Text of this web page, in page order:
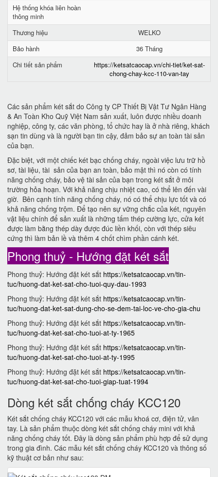
Hệ thống khóa liên hoàn
thông minh
Thương hiệu
WELKO
Bảo hành
36 Tháng
Chi tiết sản phẩm
https://ketsatcaocap.vn/chi-tiet/ket-sat-
chong-chay-kcc-110-van-tay
Các sản phẩm két sắt do Công ty CP Thiết Bị Vật Tư Ngân Hàng
& An Toàn Kho Quỹ Việt Nam sản xuất, luôn được nhiều doanh
nghiệp, công ty, các văn phòng, tổ chức hay là ở nhà riêng, khách
sạn tin dùng và là người bạn tin cậy, đảm bảo sự an toàn tài sản
của bạn.
Đặc biệt, với một chiếc két bạc chống cháy, ngoài việc lưu trữ hồ
sơ, tài liệu, tài sản của bạn an toàn, bảo mật thì nó còn có tính
năng chống cháy, bảo vệ tài sản của bạn trong két sắt ở môi
trường hỏa hoạn. Với khả năng chịu nhiệt cao, có thể lên đến vài
giờ. Bên cạnh tính năng chống cháy, nó có thể chịu lực tốt và có
khả năng chống trộm. Để tạo nên sự vững chắc của két, nguyên
vật liệu chính để sản xuất là những tấm thép cường lực, cửa két
được làm bằng thép dày được đúc liền khối, còn với thép siêu
cứng thì làm bản lề và thêm 4 chốt chìm phần cánh két.
Phong thuỷ - Hướng đặt két sắt
Phong thuỷ: Hướng đặt két sắt https://ketsatcaocap.vn/tin-
tuc/huong-dat-ket-sat-cho-tuoi-quy-dau-1993
Phong thuỷ: Hướng đặt két sắt https://ketsatcaocap.vn/tin-
tuc/huong-dat-ket-sat-dung-cho-se-dem-tai-loc-ve-cho-gia-chu
Phong thuỷ: Hướng đặt két sắt https://ketsatcaocap.vn/tin-
tuc/huong-dat-ket-sat-cho-tuoi-at-ty-1965
Phong thuỷ: Hướng đặt két sắt https://ketsatcaocap.vn/tin-
tuc/huong-dat-ket-sat-cho-tuoi-at-ty-1995
Phong thuỷ: Hướng đặt két sắt https://ketsatcaocap.vn/tin-
tuc/huong-dat-ket-sat-cho-tuoi-giap-tuat-1994
Dòng két sắt chống cháy KCC120
Két sắt chống cháy KCC120 với các mẫu khoá cơ, điện tử, vân
tay. Là sản phẩm thuộc dòng két sắt chống cháy mini với khả
năng chống cháy tốt. Đây là dòng sản phẩm phù hợp để sử dụng
trong gia đình. Các mẫu két sắt chống cháy KCC120 và thông số
kỹ thuật cơ bản như sau: